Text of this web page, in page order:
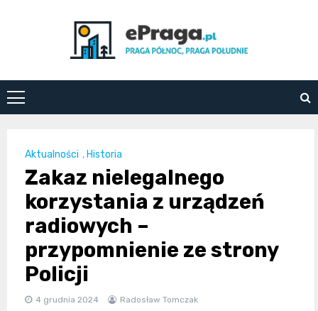
ePraga.pl
Aktualności , Historia
Zakaz nielegalnego
korzystania z urządzeń
radiowych –
przypomnienie ze strony
Policji
4 grudnia 2024 Radosław Tomczak